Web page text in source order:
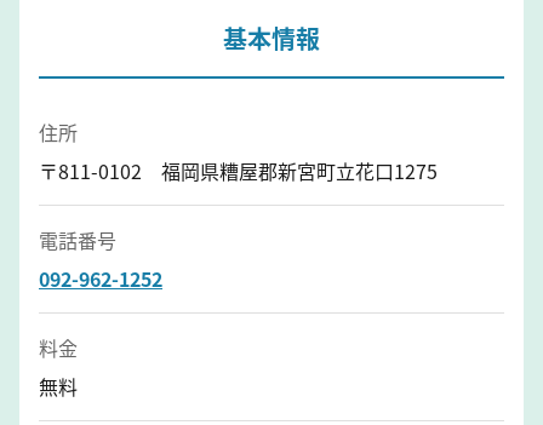
基本情報
住所
〒811-0102 福岡県糟屋郡新宮町立花口1275
電話番号
092-962-1252
料金
無料